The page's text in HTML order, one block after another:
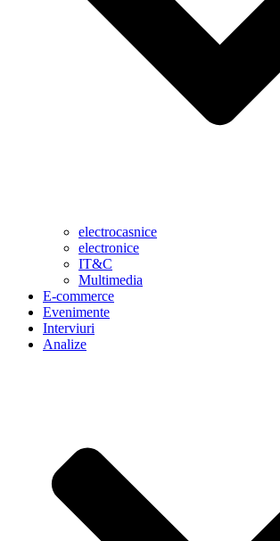
electrocasnice
electronice
IT&C
Multimedia
E-commerce
Evenimente
Interviuri
Analize